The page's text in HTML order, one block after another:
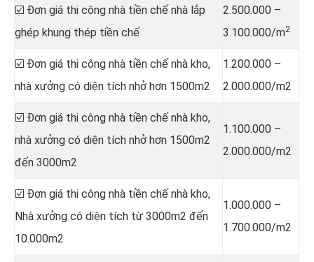
☑️ Đơn giá thi công nhà tiền chế nhà lắp
ghép khung thép tiền chế
2.500.000 –
3.100.000/m2
☑️ Đơn giá thi công nhà tiền chế nhà kho,
nhà xưởng có diện tích nhở hơn 1500m2
1.200.000 –
2.000.000/m2
☑️ Đơn giá thi công nhà tiền chế nhà kho,
nhà xưởng có diện tích nhở hơn 1500m2
đến 3000m2
1.100.000 –
2.000.000/m2
☑️ Đơn giá thi công nhà tiền chế nhà kho,
Nhà xưởng có diện tích từ 3000m2 đến
10.000m2
1.000.000 –
1.700.000/m2